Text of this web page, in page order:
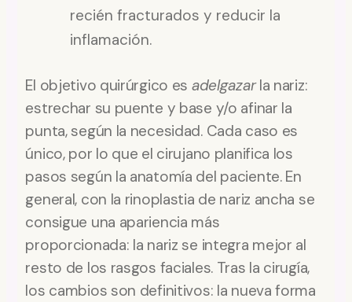
recién fracturados y reducir la
inflamación.
El objetivo quirúrgico es adelgazarla nariz:
estrechar su puente y base y/o afinar la
punta, según la necesidad. Cada caso es
único, por lo que el cirujano planifica los
pasos según la anatomía del paciente. En
general, con la rinoplastia de nariz ancha se
consigue una apariencia más
proporcionada: la nariz se integra mejor al
resto de los rasgos faciales. Tras la cirugía,
los cambios son definitivos: la nueva forma